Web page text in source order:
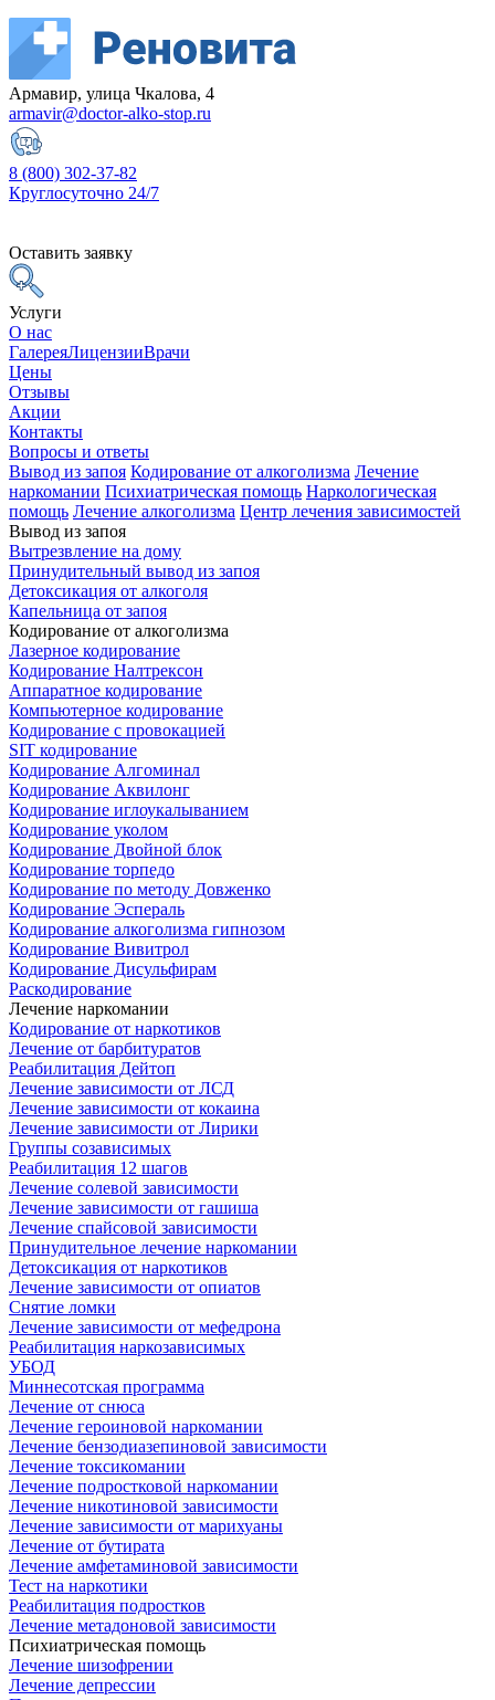
Армавир, улица Чкалова, 4
armavir@doctor-alko-stop.ru
8 (800) 302-37-82
Круглосуточно 24/7
Оставить заявку
Услуги
О нас
ГалереяЛицензииВрачи
Цены
Отзывы
Акции
Контакты
Вопросы и ответы
Вывод из запоя Кодирование от алкоголизма Лечение
наркомании Психиатрическая помощь Наркологическая
помощь Лечение алкоголизма Центр лечения зависимостей
Вывод из запоя
Вытрезвление на дому
Принудительный вывод из запоя
Детоксикация от алкоголя
Капельница от запоя
Кодирование от алкоголизма
Лазерное кодирование
Кодирование Налтрексон
Аппаратное кодирование
Компьютерное кодирование
Кодирование с провокацией
SIT кодирование
Кодирование Алгоминал
Кодирование Аквилонг
Кодирование иглоукалыванием
Кодирование уколом
Кодирование Двойной блок
Кодирование торпедо
Кодирование по методу Довженко
Кодирование Эспераль
Кодирование алкоголизма гипнозом
Кодирование Вивитрол
Кодирование Дисульфирам
Раскодирование
Лечение наркомании
Кодирование от наркотиков
Лечение от барбитуратов
Реабилитация Дейтоп
Лечение зависимости от ЛСД
Лечение зависимости от кокаина
Лечение зависимости от Лирики
Группы созависимых
Реабилитация 12 шагов
Лечение солевой зависимости
Лечение зависимости от гашиша
Лечение спайсовой зависимости
Принудительное лечение наркомании
Детоксикация от наркотиков
Лечение зависимости от опиатов
Снятие ломки
Лечение зависимости от мефедрона
Реабилитация наркозависимых
УБОД
Миннесотская программа
Лечение от снюса
Лечение героиновой наркомании
Лечение бензодиазепиновой зависимости
Лечение токсикомании
Лечение подростковой наркомании
Лечение никотиновой зависимости
Лечение зависимости от марихуаны
Лечение от бутирата
Лечение амфетаминовой зависимости
Тест на наркотики
Реабилитация подростков
Лечение метадоновой зависимости
Психиатрическая помощь
Лечение шизофрении
Лечение депрессии